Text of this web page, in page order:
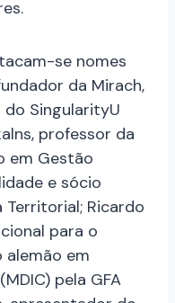
se nomes
da Mirach,
SingularityU
professor da
em Gestão
e sócio
Ricardo
para o
alemão em
pela GFA